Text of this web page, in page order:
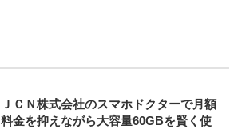
ＪＣＮ株式会社のスマホドクターで月額
料金を抑えながら大容量60GBを賢く使